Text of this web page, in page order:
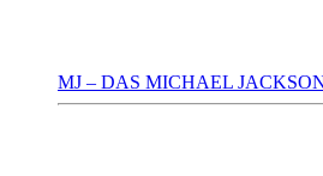
MJ – DAS MICHAEL